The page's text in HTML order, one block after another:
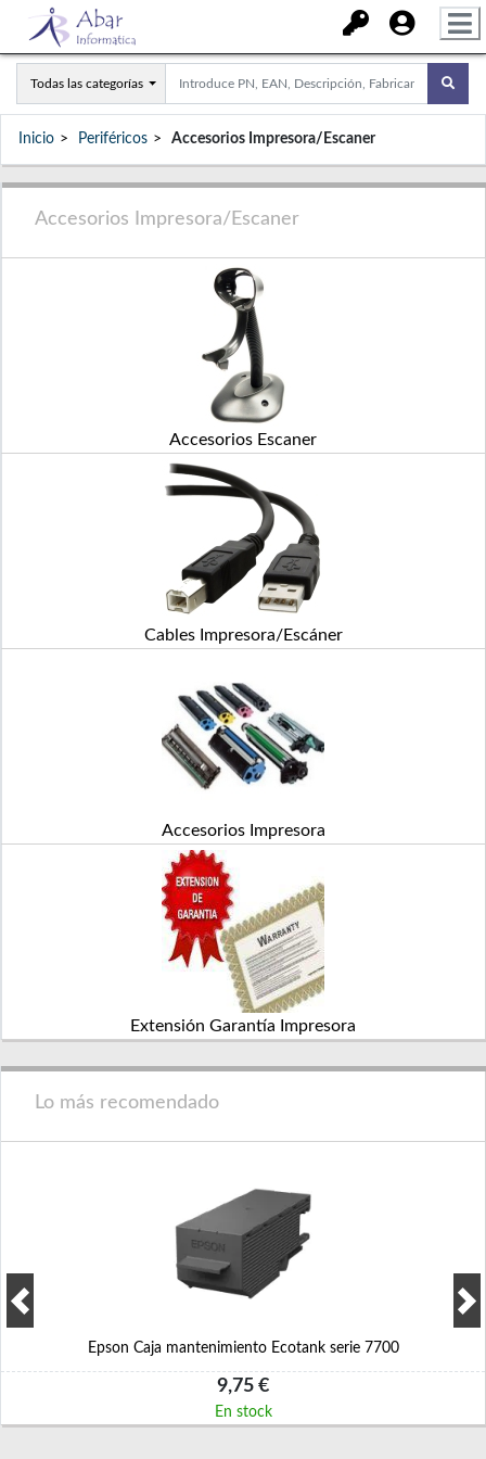
Todas las categorías
Inicio Periféricos Accesorios Impresora/Escaner
Accesorios Impresora/Escaner
Accesorios Escaner
Cables Impresora/Escáner
Accesorios Impresora
Extensión Garantía Impresora
Lo más recomendado
Epson Caja mantenimiento Ecotank serie 7700
9,75 €
En stock